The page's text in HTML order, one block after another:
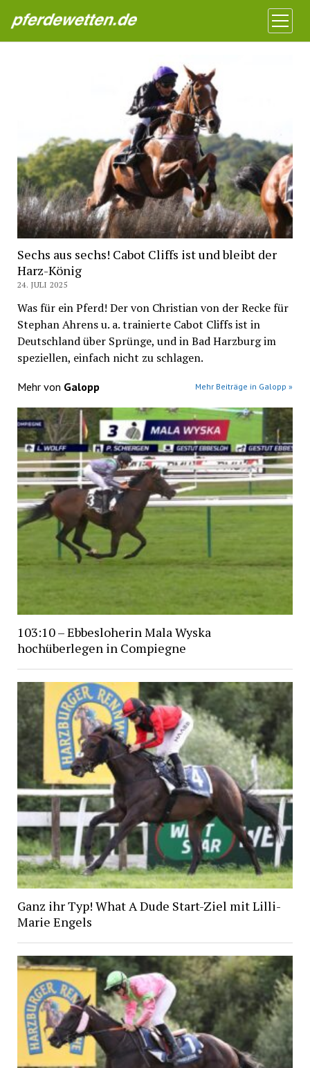
Pferdewetten News
Menü
öffnen
Sechs aus sechs! Cabot Cliffs ist und bleibt der
Harz-König
24. JULI 2025
Was für ein Pferd! Der von Christian von der Recke für
Stephan Ahrens u. a. trainierte Cabot Cliffs ist in
Deutschland über Sprünge, und in Bad Harzburg im
speziellen, einfach nicht zu schlagen.
Mehr von Galopp Mehr Beiträge in Galopp »
103:10 – Ebbesloherin Mala Wyska
hochüberlegen in Compiegne
Ganz ihr Typ! What A Dude Start-Ziel mit Lilli-
Marie Engels